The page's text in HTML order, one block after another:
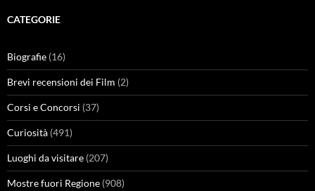
CATEGORIE
Biografie (16)
Brevi recensioni dei Film (2)
Corsi e Concorsi (37)
Curiosità (491)
Luoghi da visitare (207)
Mostre fuori Regione (908)